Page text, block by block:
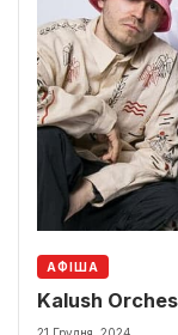
АФІША
Kalush